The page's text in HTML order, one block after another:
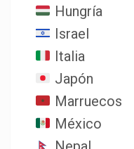
Hungría
Israel
Italia
Japón
Marruecos
México